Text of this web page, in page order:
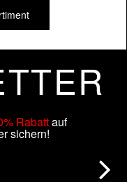
Rabattauf
sichern!